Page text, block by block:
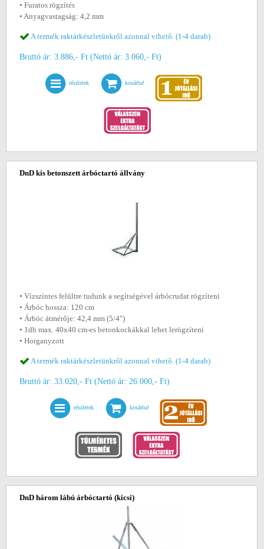
• Furatos rögzítés
• Anyagvastagság: 4,2 mm
A termék raktárkészletünkről azonnal vihető. (1-4 darab)
Bruttó ár: 3.886,- Ft (Nettó ár: 3.060,- Ft)
részletek kosárba!
DnD kis betonszett árbóctartó állvány
• Vízszintes felültre tudunk a segítségével árbócrudat rögzíteni
• Árbóc hossza: 120 cm
• Árbóc átmérője: 42,4 mm (5/4")
• 1db max. 40x40 cm-es betonkockákkal lehet lerögzíteni
• Horganyzott
A termék raktárkészletünkről azonnal vihető. (1-4 darab)
Bruttó ár: 33.020,- Ft (Nettó ár: 26.000,- Ft)
részletek kosárba!
DnD három lábú árbóctartó (kicsi)